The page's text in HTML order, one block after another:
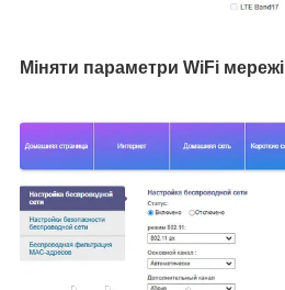
Міняти параметри WiFi мережі